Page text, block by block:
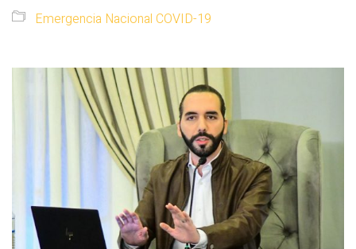
Emergencia Nacional COVID-19